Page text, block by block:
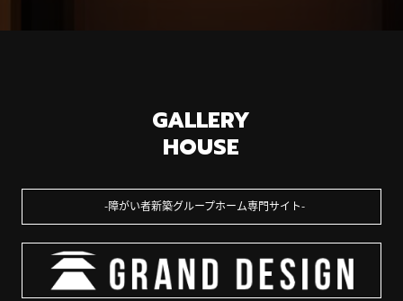
GALLERY
HOUSE
障がい者新築グループホーム専門サイト